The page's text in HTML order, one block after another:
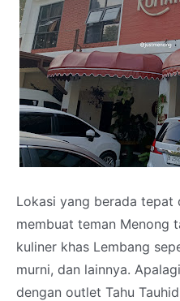
Lokasi yang berada tepat
membuat teman Menong
kuliner khas Lembang
murni, dan lainnya.
dengan outlet Tahu